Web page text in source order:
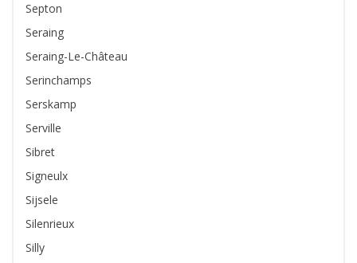
Septon
Seraing
Seraing-Le-Château
Serinchamps
Serskamp
Serville
Sibret
Signeulx
Sijsele
Silenrieux
Silly